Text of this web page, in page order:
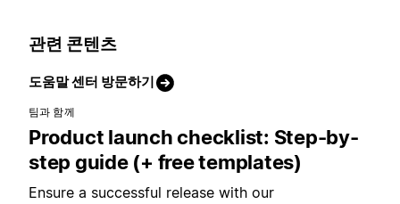
관련 콘텐츠
도움말 센터 방문하기
팀과 함께
Product launch checklist: Step-by-
step guide (+ free templates)
Ensure a successful release with our